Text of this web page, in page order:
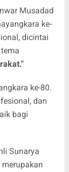
Musadad
ke-
dicintai
ke-80.
dan
bagi
Sunarya